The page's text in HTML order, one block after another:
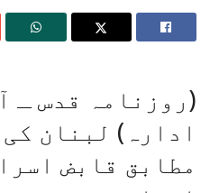
(روزنامہ قدس ـ
ادارہ) لبنان
مطابق قابض